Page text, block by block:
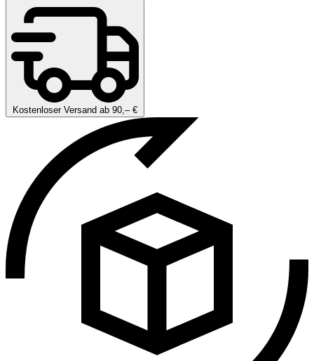
Kostenloser Versand ab 90,– €